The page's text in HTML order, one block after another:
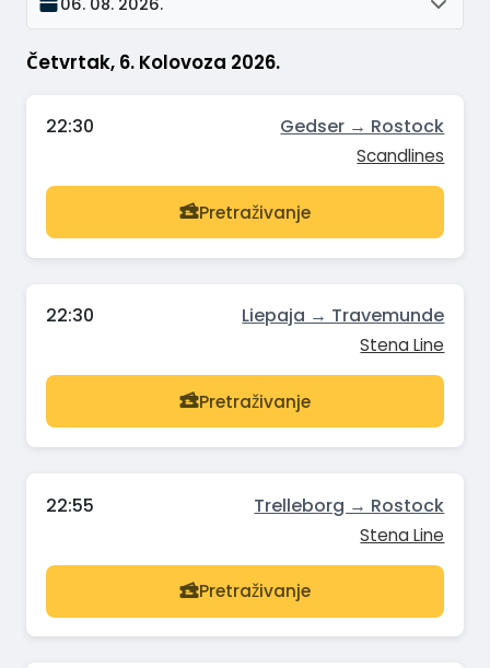
Četvrtak, 6. Kolovoza 2026.
22:30 Gedser → Rostock
Scandlines
Pretraživanje
22:30 Liepaja → Travemunde
Stena Line
Pretraživanje
22:55 Trelleborg → Rostock
Stena Line
Pretraživanje